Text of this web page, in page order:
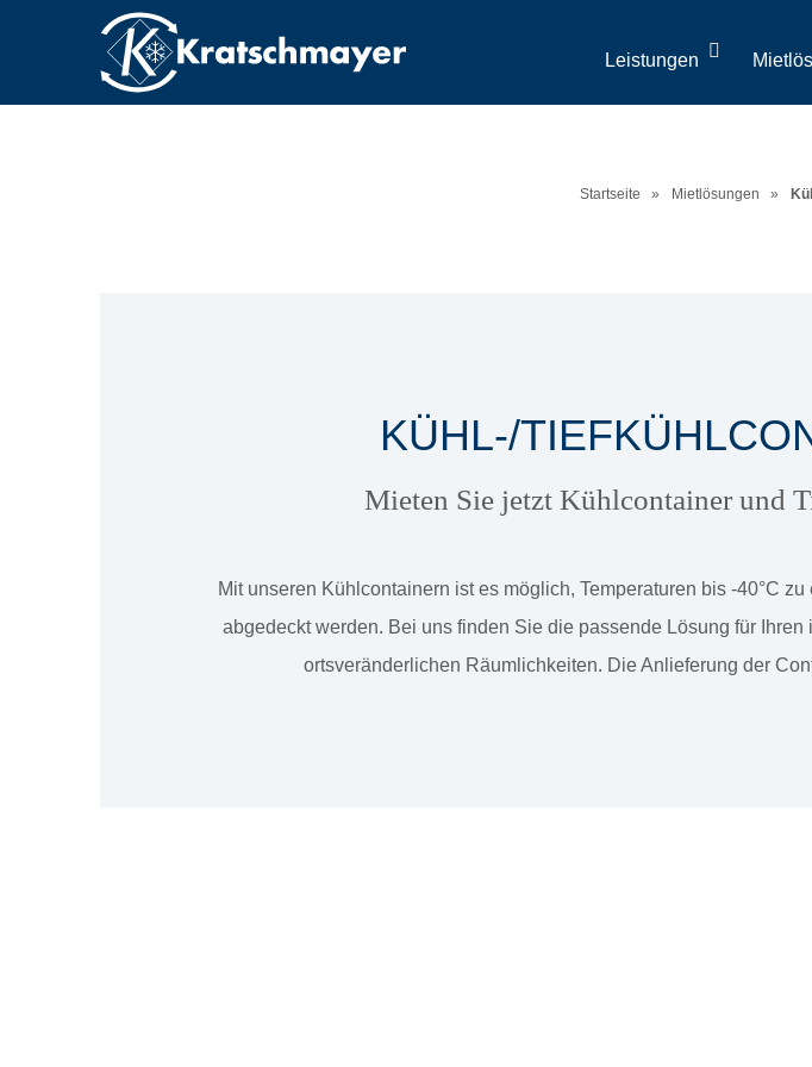
Leistungen
Startseite » Mietlösungen »
KÜHL-/
Mieten Sie jetzt Kühlcontainer und
Mit unseren Kühlcontainern ist es möglich, Temperaturen bis -40°C
abgedeckt werden. Bei uns finden Sie die passende Lösung für
ortsveränderlichen Räumlichkeiten. Die Anlieferung der